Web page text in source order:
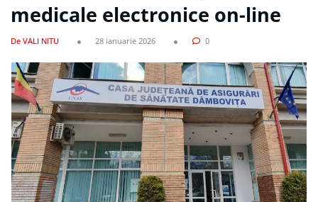
medicale electronice on-line
De VALI NITU 28 ianuarie 2026 0